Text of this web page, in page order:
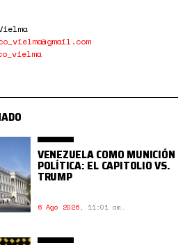
VENEZUELA COMO MUNICIÓN
POLÍTICA: EL CAPITOLIO VS.
TRUMP
6 Ago 2026, 11:01 am.